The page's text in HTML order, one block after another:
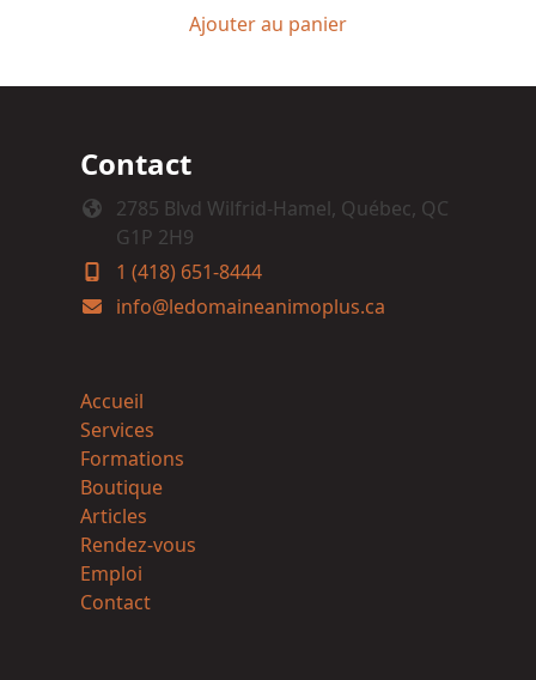
Ajouter au panier
Contact
2785 Blvd Wilfrid-Hamel, Québec, QC
G1P 2H9
1 (418) 651-8444
info@ledomaineanimoplus.ca
Accueil
Services
Formations
Boutique
Articles
Rendez-vous
Emploi
Contact